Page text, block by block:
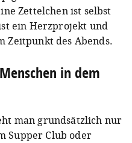
Zettelchen ist selbst
ein Herzprojekt und
Zeitpunkt des Abends.
in dem
man grundsätzlich nur
Supper Club oder